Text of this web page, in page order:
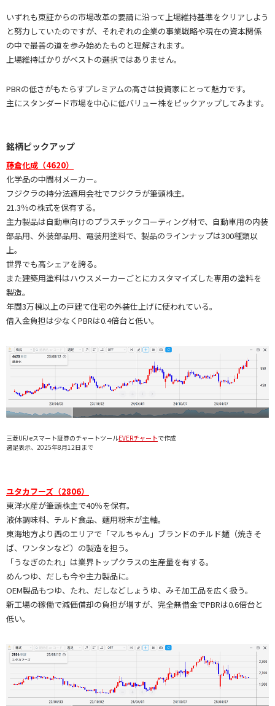
いずれも東証からの市場改革の要請に沿って上場維持基準をクリアしよう
と努力していたのですが、それぞれの企業の事業戦略や現在の資本関係
の中で最善の道を歩み始めたものと理解されます。
上場維持ばかりがベストの選択ではありません。
PBRの低さがもたらすプレミアムの高さは投資家にとって魅力です。
主にスタンダード市場を中心に低バリュー株をピックアップしてみます。
銘柄ピックアップ
藤倉化成（4620）
化学品の中間材メーカー。
フジクラの持分法適用会社でフジクラが筆頭株主。
21.3％の株式を保有する。
主力製品は自動車向けのプラスチックコーティング材で、自動車用の内装
部品用、外装部品用、電装用塗料で、製品のラインナップは300種類以
上。
世界でも高シェアを誇る。
また建築用塗料はハウスメーカーごとにカスタマイズした専用の塗料を
製造。
年間3万棟以上の戸建て住宅の外装仕上げに使われている。
借入金負担は少なくPBRは0.4倍台と低い。
三菱UFJ eスマート証券のチャートツールEVERチャートで作成
週足表示、2025年8月12日まで
ユタカフーズ（2806）
東洋水産が筆頭株主で40％を保有。
液体調味料、チルド食品、麺用粉末が主軸。
東海地方より西のエリアで「マルちゃん」ブランドのチルド麺（焼きそ
ば、ワンタンなど）の製造を担う。
「うなぎのたれ」は業界トップクラスの生産量を有する。
めんつゆ、だしも今や主力製品に。
OEM製品もつゆ、たれ、だしなどしょうゆ、みそ加工品を広く扱う。
新工場の稼働で減価償却の負担が増すが、完全無借金でPBRは0.6倍台と
低い。